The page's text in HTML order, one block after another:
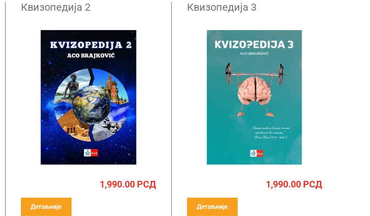
Квизопедија 2
1,990.00РСД
Детаљније
Квизопедија 3
1,990.00РСД
Детаљније